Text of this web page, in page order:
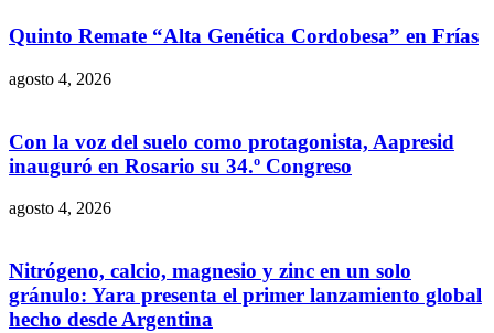
Quinto Remate “Alta Genética Cordobesa” en Frías
agosto 4, 2026
Con la voz del suelo como protagonista, Aapresid
inauguró en Rosario su 34.º Congreso
agosto 4, 2026
Nitrógeno, calcio, magnesio y zinc en un solo
gránulo: Yara presenta el primer lanzamiento global
hecho desde Argentina